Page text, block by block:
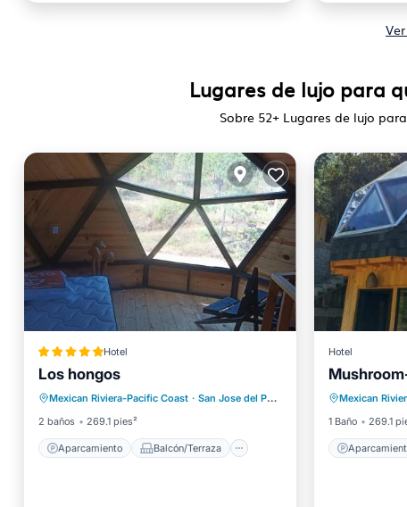
Lugares de lujo para
Sobre 52+ Lugares de lujo
Hotel
Los hongos
Mexican Riviera-Pacific Coast · San Jose del Pacifico
0.10 mi al centro
2 baños
269.1 pies²
Aparcamiento Balcón/Terraza
Aparcamiento
Vistas
Se admiten mascotas
Hotel
Mexican
1 Baño
269.1
Vistas